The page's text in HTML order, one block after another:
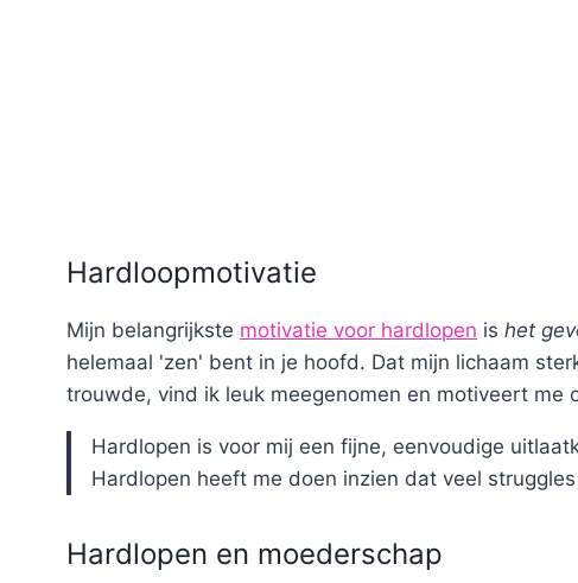
Hardloopmotivatie
Mijn belangrijkste motivatie voor hardlopen is het
helemaal 'zen' bent in je hoofd. Dat mijn lichaam
trouwde, vind ik leuk meegenomen en motiveert me
Hardlopen is voor mij een fijne, eenvoudige
Hardlopen heeft me doen inzien dat veel
Hardlopen en moederschap